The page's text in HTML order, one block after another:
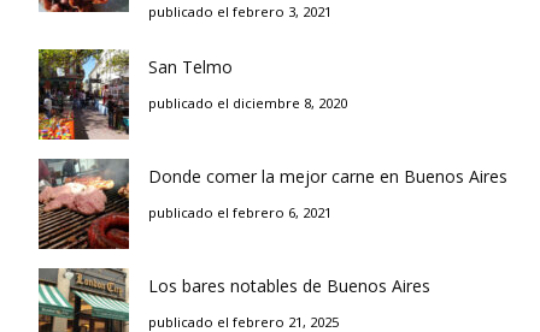
publicado el febrero 3, 2021
San Telmo
publicado el diciembre 8, 2020
Donde comer la mejor carne en Buenos Aires
publicado el febrero 6, 2021
Los bares notables de Buenos Aires
publicado el febrero 21, 2025